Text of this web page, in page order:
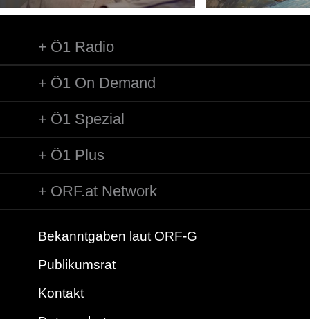
Ö1 Radio
Ö1 On Demand
Ö1 Spezial
Ö1 Plus
ORF.at Network
Bekanntgaben laut ORF-G
Publikumsrat
Kontakt